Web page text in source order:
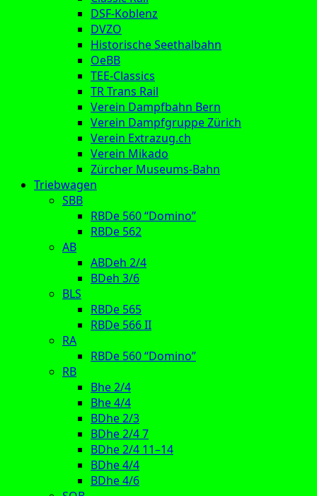
DSF-Koblenz
DVZO
Historische Seethalbahn
OeBB
TEE-Classics
TR Trans Rail
Verein Dampfbahn Bern
Verein Dampfgruppe Zürich
Verein Extrazug.ch
Verein Mikado
Zürcher Museums-Bahn
Triebwagen
SBB
RBDe 560 “Domino”
RBDe 562
AB
ABDeh 2/4
BDeh 3/6
BLS
RBDe 565
RBDe 566 II
RA
RBDe 560 “Domino”
RB
Bhe 2/4
Bhe 4/4
BDhe 2/3
BDhe 2/4 7
BDhe 2/4 11–14
BDhe 4/4
BDhe 4/6